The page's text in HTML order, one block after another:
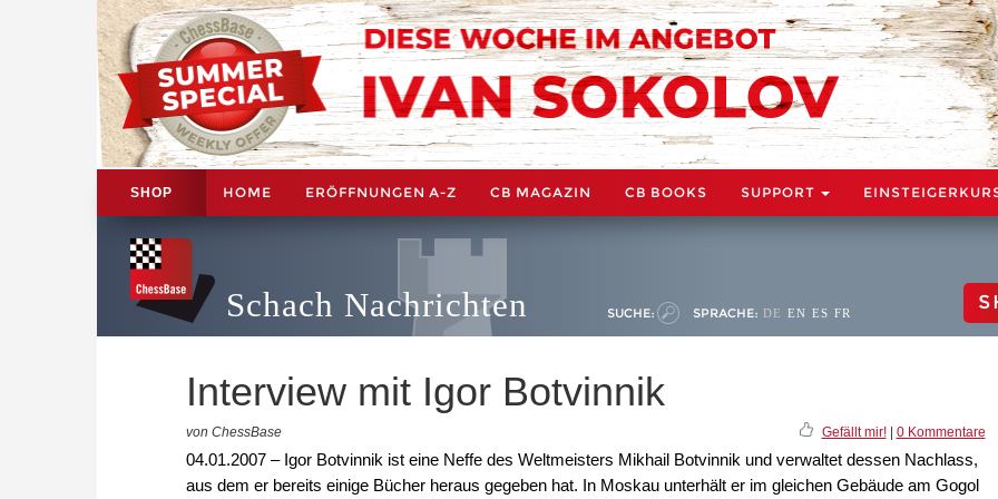
SHOP HOME ERÖFFNUNGEN A-Z CB MAGAZIN CB BOOKS SUPPORT
Schach Nachrichten SUCHE: SPRACHE: DE EN ES FR
Interview mit Igor Botvinnik
von ChessBase Gefällt mir!| 0 Kommentare
04.01.2007 – Igor Botvinnik ist eine Neffe des Weltmeisters Mikhail Botvinnik und verwaltet dessen Nachlass,
aus dem er bereits einige Bücher heraus gegeben hat. In Moskau unterhält er im gleichen Gebäude am Gogol